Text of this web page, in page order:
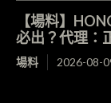
【場料】
必出？代理：
場料 2026-08-